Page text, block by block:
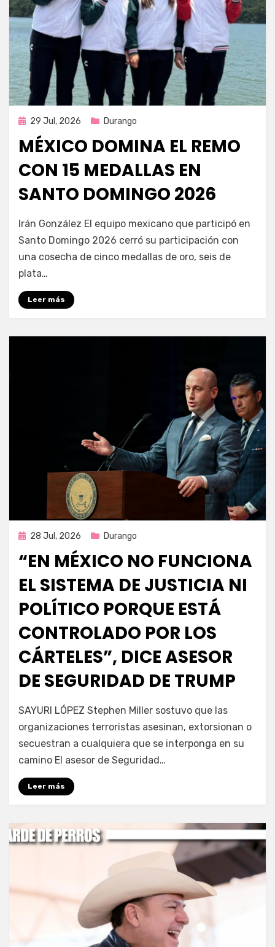
Publicada
29 Jul, 2026 Durango
MÉXICO DOMINA EL REMO
CON 15 MEDALLAS EN
SANTO DOMINGO 2026
por Fernando Miranda Servín
Irán González El equipo mexicano que participó en
Santo Domingo 2026 cerró su participación con
una cosecha de cinco medallas de oro, seis de
plata…
Leer más
Publicada
28 Jul, 2026 Durango
“EN MÉXICO NO FUNCIONA
EL SISTEMA DE JUSTICIA NI
POLÍTICO PORQUE ESTÁ
CONTROLADO POR LOS
CÁRTELES”, DICE ASESOR
DE SEGURIDAD DE TRUMP
porFernando Miranda Servín
SAYURI LÓPEZ Stephen Miller sostuvo que las
organizaciones terroristas asesinan, extorsionan o
secuestran a cualquiera que se interponga en su
camino El asesor de Seguridad…
Leer más